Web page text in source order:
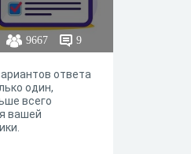
под их влиянием.
черт являются
наличие
успеха в
при этом,
имели
9667 9
ответа
один,
всего
вашей